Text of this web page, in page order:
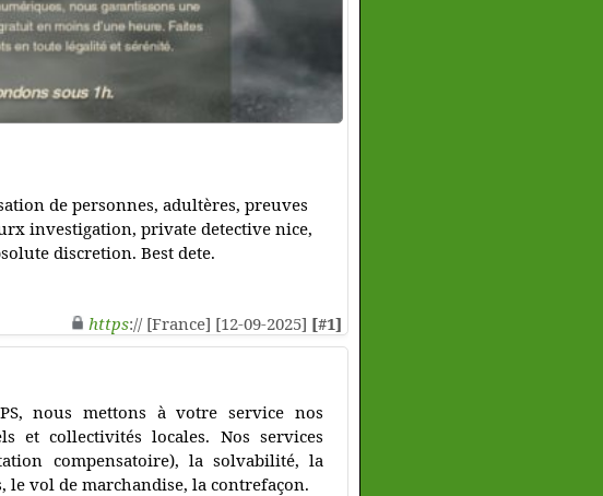
de personnes, adultères, preuves
investigation, private detective nice,
discretion. Best dete.
https:// [France] [12-09-2025] [#1]
nous mettons à votre service nos
et collectivités locales. Nos services
compensatoire), la solvabilité, la
le vol de marchandise, la contrefaçon.